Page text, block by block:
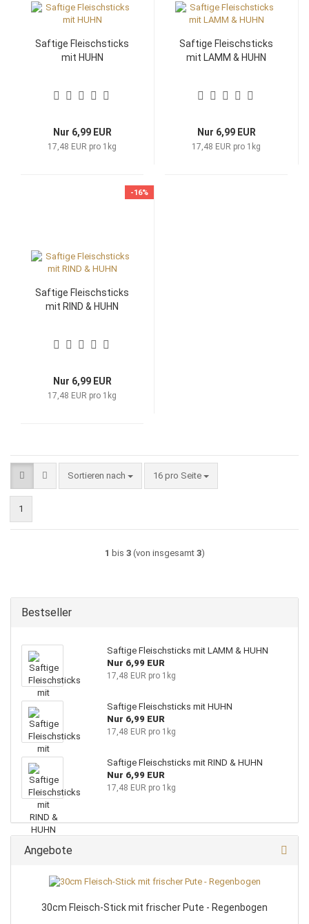
Saftige Fleischsticks
mit HUHN
Nur 6,99 EUR
17,48 EUR pro 1kg
Saftige Fleischsticks
mit LAMM & HUHN
Nur 6,99 EUR
17,48 EUR pro 1kg
-16%
Saftige Fleischsticks
mit RIND & HUHN
Nur 6,99 EUR
17,48 EUR pro 1kg
Sortieren nach
Sortieren nach 16 pro Seite
pro Seite
1
1 bis 3(von insgesamt 3)
Bestseller
Saftige Fleischsticks mit LAMM & HUHN
Nur 6,99 EUR
17,48 EUR pro 1kg
Saftige Fleischsticks mit HUHN
Nur 6,99 EUR
17,48 EUR pro 1kg
Saftige Fleischsticks mit RIND & HUHN
Nur 6,99 EUR
17,48 EUR pro 1kg
Angebote
30cm Fleisch-Stick mit frischer Pute - Regenbogen